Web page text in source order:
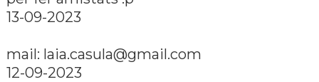
13-09-2023
mail: laia.casula@gmail.com
12-09-2023